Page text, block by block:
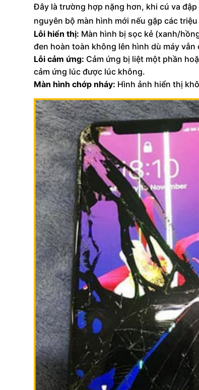
Đây là trường hợp nặng hơn, khi cú va
nguyên bộ màn hình mới nếu gặp các
Lỗi hiển thị: Màn hình bị sọc kẻ (xanh/
đen hoàn toàn không lên hình dù máy vẫn
Lỗi cảm ứng: Cảm ứng bị liệt một phần
cảm ứng lúc được lúc không.
Màn hình chớp nháy: Hình ảnh hiển thị